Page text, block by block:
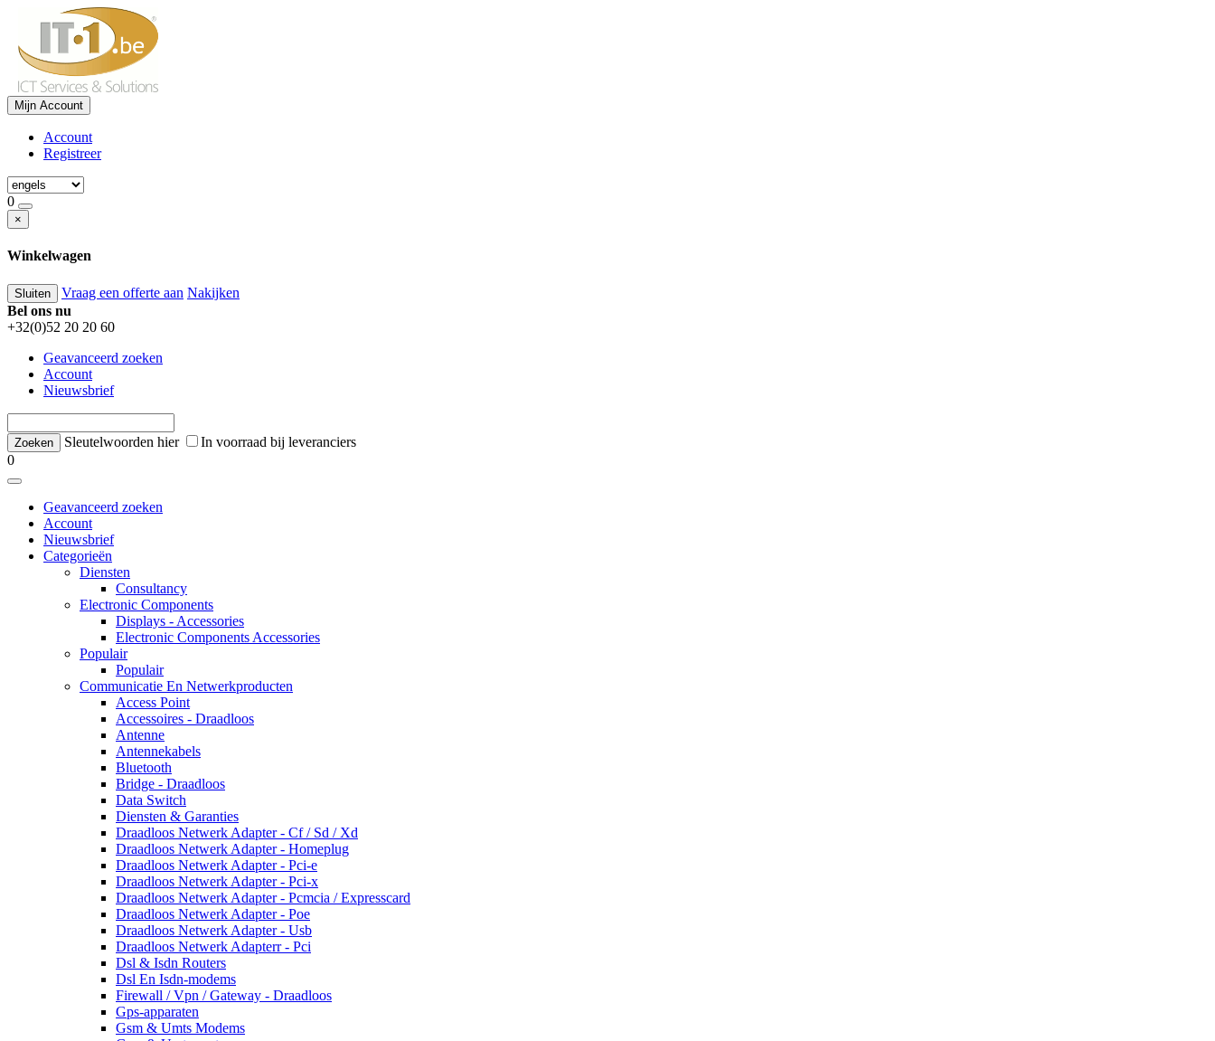
Mijn Account
Account
Registreer
0
×
Winkelwagen
Sluiten Vraag een offerte aan Nakijken
Bel ons nu
+32(0)52 20 20 60
Geavanceerd zoeken
Account
Nieuwsbrief
Sleutelwoorden hier
In voorraad bij leveranciers
0
Geavanceerd zoeken
Account
Nieuwsbrief
Categorieën
Diensten
Consultancy
Electronic Components
Displays - Accessories
Electronic Components Accessories
Populair
Populair
Communicatie En Netwerkproducten
Access Point
Accessoires - Draadloos
Antenne
Antennekabels
Bluetooth
Bridge - Draadloos
Data Switch
Diensten & Garanties
Draadloos Netwerk Adapter - Cf / Sd / Xd
Draadloos Netwerk Adapter - Homeplug
Draadloos Netwerk Adapter - Pci-e
Draadloos Netwerk Adapter - Pci-x
Draadloos Netwerk Adapter - Pcmcia / Expresscard
Draadloos Netwerk Adapter - Poe
Draadloos Netwerk Adapter - Usb
Draadloos Netwerk Adapterr - Pci
Dsl & Isdn Routers
Dsl En Isdn-modems
Firewall / Vpn / Gateway - Draadloos
Gps-apparaten
Gsm & Umts Modems